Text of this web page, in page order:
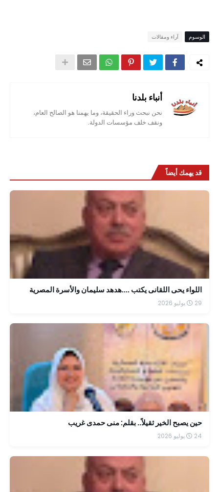
الوسوم آراء ومقالات
أنباء بلدنا
نحن نبحث وراء الحقيقة، وما يهمنا هو الصالح العام،
ونقف خلف مؤسسات الدولة.
قد يهمك أيضاً
اللواء يحى اللقانى يكتب ....هدهد سليمان والأسرة المصرية
29 يوليو 2026
حين يصبح الخير ثقيلاً.. بقلم: منى حمدى غريب
24 يوليو 2026